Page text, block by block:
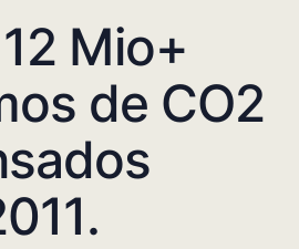
Mio+
de CO2